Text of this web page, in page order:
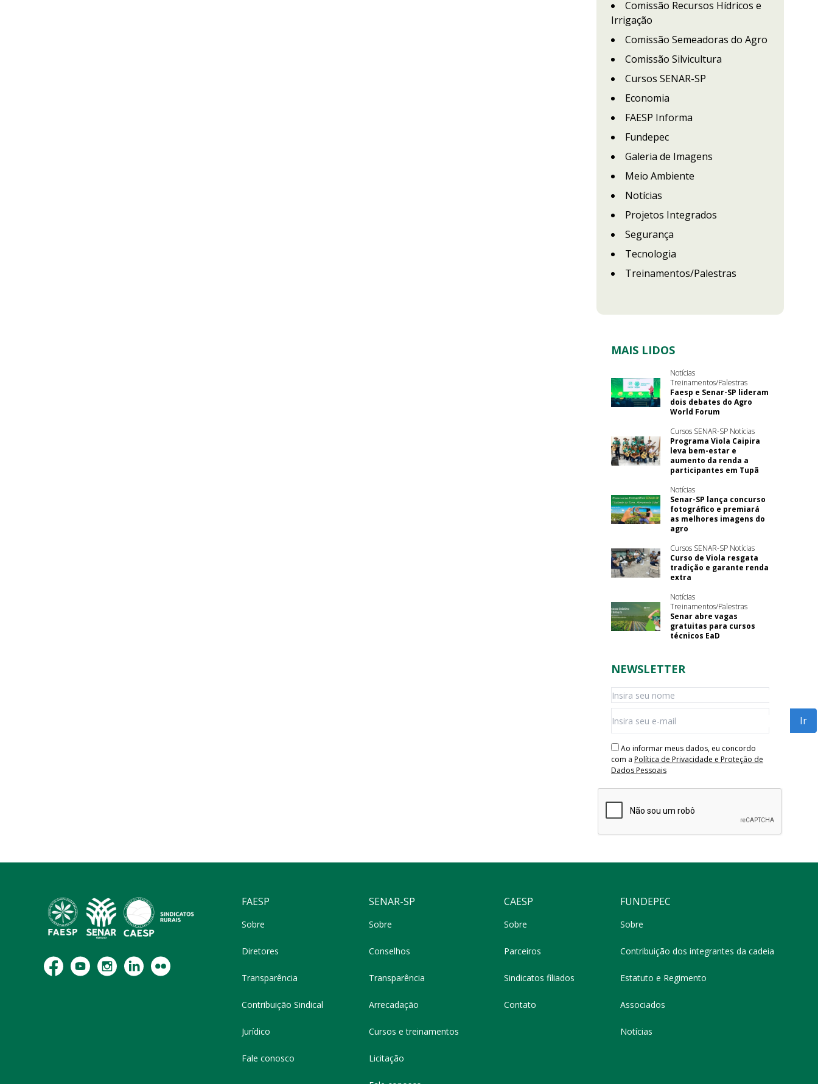
Comissão Recursos Hídricos e
Irrigação
Comissão Semeadoras do Agro
Comissão Silvicultura
Cursos SENAR-SP
Economia
FAESP Informa
Fundepec
Galeria de Imagens
Meio Ambiente
Notícias
Projetos Integrados
Segurança
Tecnologia
Treinamentos/Palestras
MAIS LIDOS
Notícias
Treinamentos/Palestras
Faesp e Senar-SP lideram
dois debates do Agro
World Forum
Cursos SENAR-SP Notícias
Programa Viola Caipira
leva bem-estar e
aumento da renda a
participantes em Tupã
Notícias
Senar-SP lança concurso
fotográfico e premiará
as melhores imagens do
agro
Cursos SENAR-SP Notícias
Curso de Viola resgata
tradição e garante renda
extra
Notícias
Treinamentos/Palestras
Senar abre vagas
gratuitas para cursos
técnicos EaD
NEWSLETTER
Ao informar meus dados, eu concordo
com a Política de Privacidade e Proteção de
Dados Pessoais
FAESP
Sobre
Diretores
Transparência
Contribuição Sindical
Jurídico
Fale conosco
SENAR-SP
Sobre
Conselhos
Transparência
Arrecadação
Cursos e treinamentos
Licitação
CAESP
Sobre
Parceiros
Sindicatos filiados
Contato
FUNDEPEC
Sobre
Contribuição dos integrantes da cadeia
Estatuto e Regimento
Associados
Notícias